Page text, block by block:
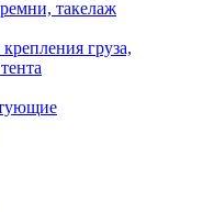
такелаж
груза,